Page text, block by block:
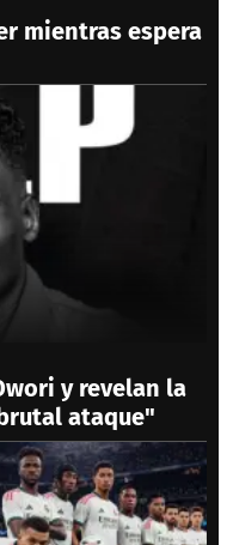
mientras espera
y revelan la
ataque"